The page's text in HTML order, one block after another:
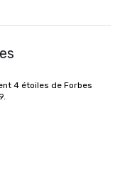
4 étoiles de Forbes